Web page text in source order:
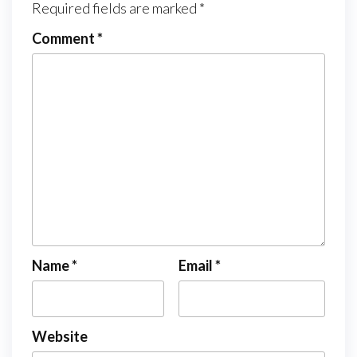
Required fields are marked *
Comment*
Name* Email*
Website